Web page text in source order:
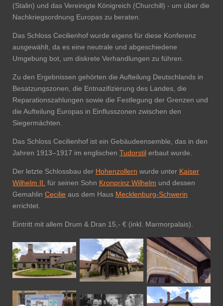
(Stalin) und das Vereinigte Königreich (Churchill) - um über die
Nachkriegsordnung Europas zu beraten.
Das Schloss Cecilienhof wurde eigens für diese Konferenz
ausgewählt, da es eine neutrale und abgeschiedene
Umgebung bot, um diskrete Verhandlungen zu führen.
Zu den Ergebnissen gehörten die Aufteilung Deutschlands in
Besatzungszonen, die Entnazifizierung des Landes, die
Reparationszahlungen sowie die Festlegung der Grenzen und
die Aufteilung Europas in Einflusszonen zwischen den
Siegermächten.
Das Schloss Cecilienhof ist ein Gebäude­ensemble, das in den
Jahren 1913–1917 im englischen Tudorstil erbaut wurde.
Der letzte Schlossbau der Hohenzollern wurde unter Kaiser
Wilhelm II. für seinen Sohn Kronprinz Wilhelm und dessen
Gemahlin Cecilie aus dem Haus Mecklenburg-Schwerin
errichtet.
Eintritt mit allem Drum & Dran 15,- € (inkl. Marmorpalais).